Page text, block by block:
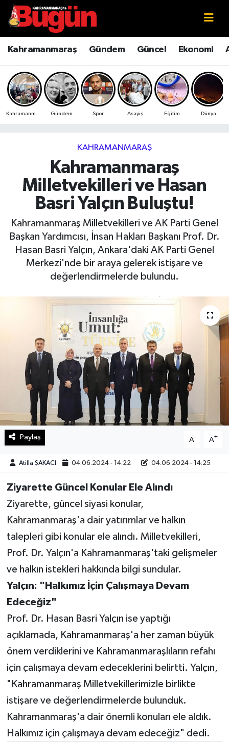
Kahramanmaraş Gündem Güncel Ekonomi
Gündem Spor Asayiş Eğitim Dünya
KAHRAMANMARAŞ
Kahramanmaraş
Milletvekilleri ve Hasan
Basri Yalçın Buluştu!
Kahramanmaraş Milletvekilleri ve AK Parti Genel
Başkan Yardımcısı, İnsan Hakları Başkanı Prof. Dr.
Hasan Basri Yalçın, Ankara'daki AK Parti Genel
Merkezi'nde bir araya gelerek istişare ve
değerlendirmelerde bulundu.
Paylaş A- A+
Atilla ŞAKACI 04.06.2024 - 14:22 04.06.2024 - 14:25
Ziyarette Güncel Konular Ele Alındı
Ziyarette, güncel siyasi konular,
Kahramanmaraş'a dair yatırımlar ve halkın
talepleri gibi konular ele alındı. Milletvekilleri,
Prof. Dr. Yalçın'a Kahramanmaraş'taki gelişmeler
ve halkın istekleri hakkında bilgi sundular.
Yalçın: "Halkımız İçin Çalışmaya Devam
Edeceğiz"
Prof. Dr. Hasan Basri Yalçın ise yaptığı
açıklamada, Kahramanmaraş'a her zaman büyük
önem verdiklerini ve Kahramanmaraşlıların refahı
için çalışmaya devam edeceklerini belirtti. Yalçın,
"Kahramanmaraş Milletvekillerimizle birlikte
istişare ve değerlendirmelerde bulunduk.
Kahramanmaraş'a dair önemli konuları ele aldık.
Halkımız için çalışmaya devam edeceğiz" dedi.
Kahramanmaraş
Kahramanmaraş Sokak Röportajları
Bilim ve Teknoloji
Çevre
Ekonomi
Genel
Güncel
Haberde İnsan
Kültür Sanat
Magazin
Manşet Altı
Manşetler
Resmi İlan
Sağlık
Spor
Teknoloji
Yaşam
KAHRAMANMARAŞ
Kahramanmaraş Nöbetçi Eczaneler
Kahramanmaraş Hava Durumu
Kahramanmaraş Namaz Vakitleri
Kahramanmaraş Trafik Yoğunluk Haritası
Süper Lig Puan Durumu ve Fikstür
Tüm Manşetler
Son Dakika Haberleri
Haber Arşivi